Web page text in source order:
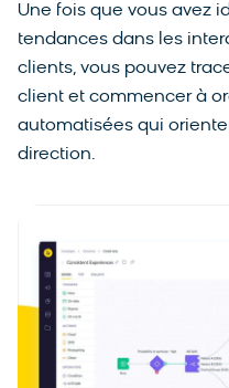
Une fois que vous avez
tendances dans les
clients, vous pouvez
client et commencer à
automatisées qui
direction.